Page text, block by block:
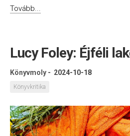
Tovább...
Lucy Foley: Éjféli
Könyvmoly - 2024-10-18
Könyvkritika